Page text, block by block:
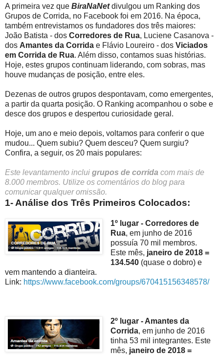
A primeira vez que BiraNaNetdivulgou um Ranking dos
Grupos de Corrida, no Facebook foi em 2016. Na época,
também entrevistamos os fundadores dos três maiores:
João Batista - dos Corredores de Rua, Luciene Casanova -
dos Amantes da Corrida e Flávio Loureiro - dos Viciados
em Corrida de Rua. Além disso, contamos suas histórias.
Hoje, estes grupos continuam liderando, com sobras, mas
houve mudanças de posição, entre eles.
Dezenas de outros grupos despontavam, como emergentes,
a partir da quarta posição. O Ranking acompanhou o sobe e
desce dos grupos e despertou curiosidade geral.
Hoje, um ano e meio depois, voltamos para conferir o que
mudou... Quem subiu? Quem desceu? Quem surgiu?
Confira, a seguir, os 20 mais populares:
Este levantamento inclui grupos de corrida com mais de
8.000 membros. Utilize os comentários do blog para
comunicar qualquer omissão.
1- Análise dos Três Primeiros Colocados:
1º lugar - Corredores de
Rua, em junho de 2016
possuía 70 mil membros.
Este mês, janeiro de 2018 =
134.540 (quase o dobro) e
vem mantendo a dianteira.
Link: https://www.facebook.com/groups/670415156348578/
2º lugar - Amantes da
Corrida, em junho de 2016
tinha 53 mil integrantes. Este
mês, janeiro de 2018 =